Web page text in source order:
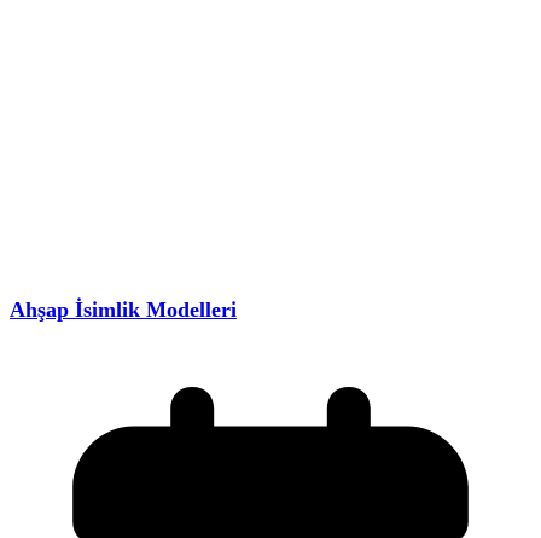
Ahşap İsimlik Modelleri